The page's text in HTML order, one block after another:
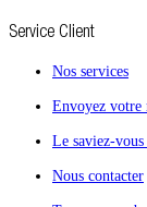
Service Client
Nos services
Envoyez votre
Le saviez-vous
Nous contacter